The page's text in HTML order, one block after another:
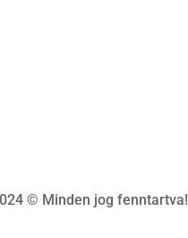
© Minden jog fenntartva!